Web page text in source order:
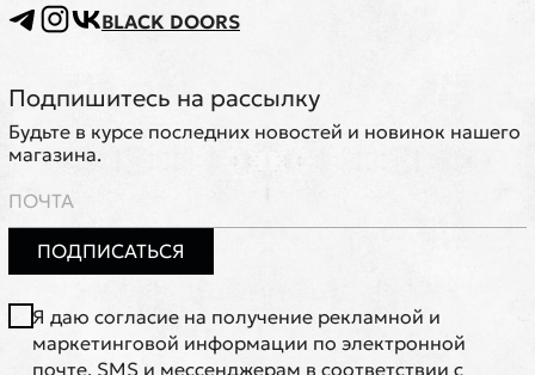
BLACK DOORS
Подпишитесь на рассылку
Будьте в курсе последних новостей и новинок нашего
магазина.
ПОДПИСАТЬСЯ
Я даю согласие на получение рекламной и
маркетинговой информации по электронной
почте, SMS и мессенджерам в соответствии с